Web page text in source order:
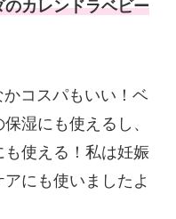
のカレンドラベビー
コスパもいい！ベ
湿にも使えるし、
使える！私は妊娠
にも使いましたよ